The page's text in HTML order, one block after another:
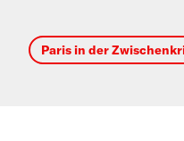
Paris in der